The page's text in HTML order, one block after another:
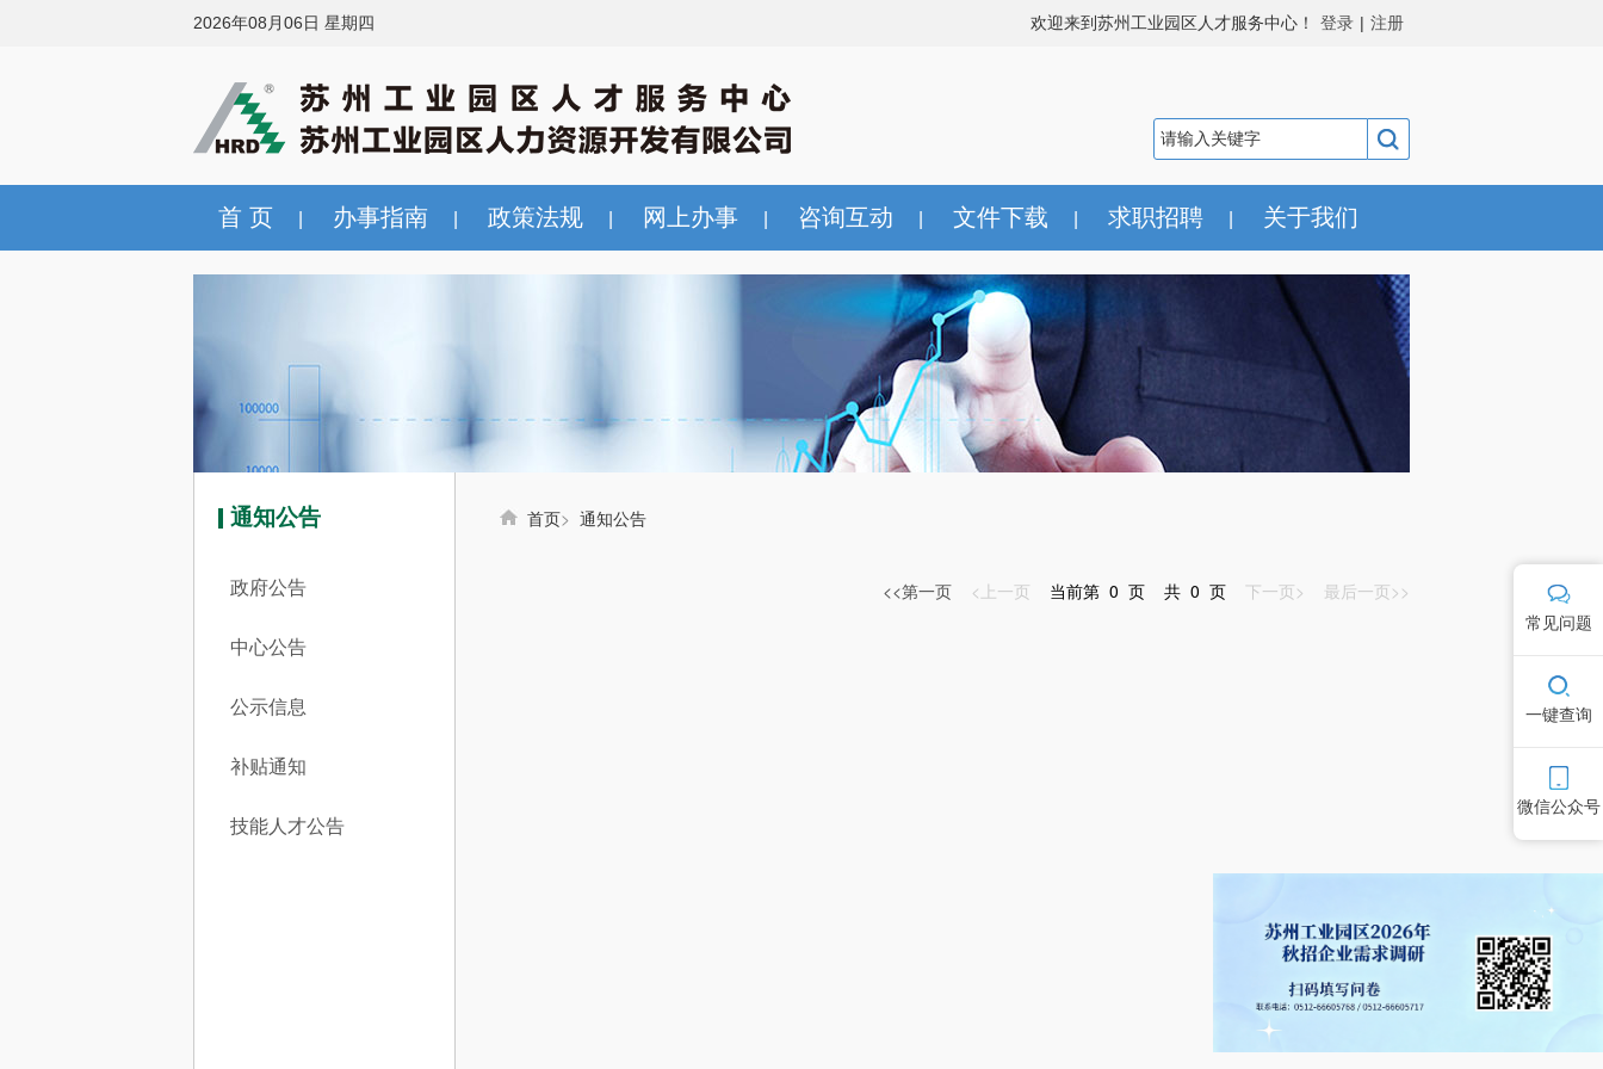
2026年08月06日 星期四 欢迎来到苏州工业园区人才服务中心！ 登录 | 注册
首 页 办事指南 政策法规 网上办事 咨询互动 文件下载 求职招聘 关于我们
常见问题
一键查询
微信公众号
通知公告
政府公告
中心公告
公示信息
补贴通知
技能人才公告
首页> 通知公告
<<第一页 <上一页 当前第 0 页 共 0 页 下一页> 最后一页>>